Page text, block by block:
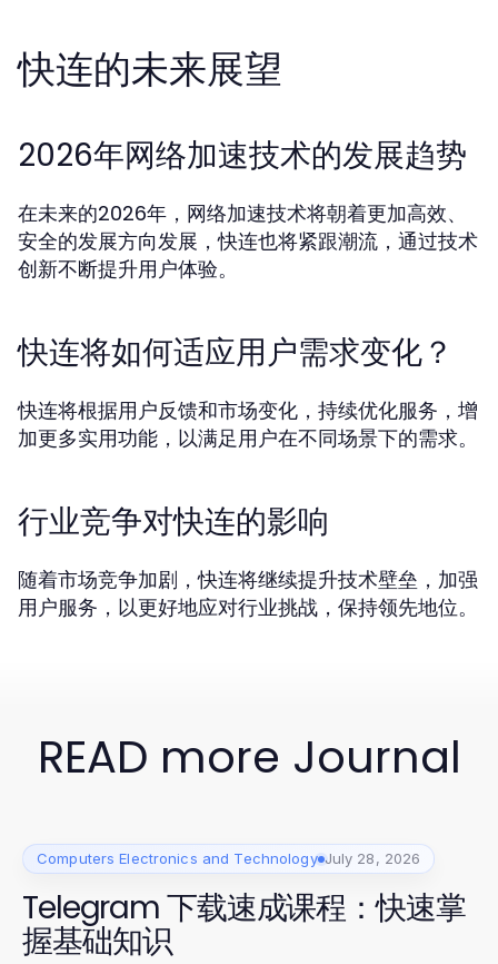
快连的未来展望
2026年网络加速技术的发展趋势
在未来的2026年，网络加速技术将朝着更加高效、
安全的发展方向发展，快连也将紧跟潮流，通过技术
创新不断提升用户体验。
快连将如何适应用户需求变化？
快连将根据用户反馈和市场变化，持续优化服务，增
加更多实用功能，以满足用户在不同场景下的需求。
行业竞争对快连的影响
随着市场竞争加剧，快连将继续提升技术壁垒，加强
用户服务，以更好地应对行业挑战，保持领先地位。
READ more Journal
Computers Electronics and Technology July 28, 2026
Telegram 下载速成课程：快速掌
握基础知识